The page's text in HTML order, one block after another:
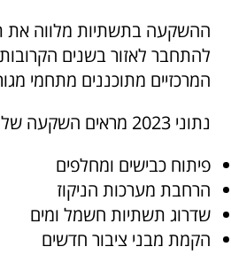
ההשקעה בתשתיות מלווה את
להתחבר לאזור בשנים
המרכזיים מתוכננים מתחמי
נתוני 2023 מראים השקעה של כ-2 מיליארד ₪ בתשתיות באזור השרון, כולל:
פיתוח כבישים ומחלפים
הרחבת מערכות הניקוז
שדרוג תשתיות חשמל ומים
הקמת מבני ציבור חדשים